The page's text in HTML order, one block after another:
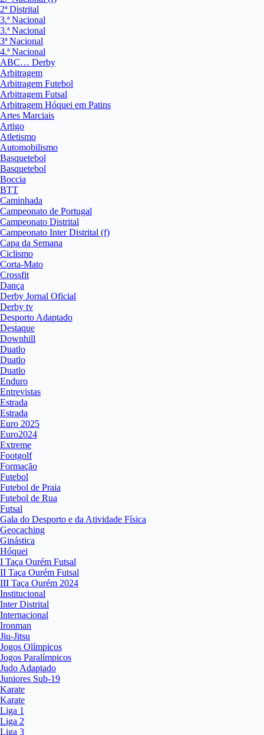
2ª Distrital
3.ª Nacional
3.ª Nacional
3ª Nacional
4.ª Nacional
ABC… Derby
Arbitragem
Arbitragem Futebol
Arbitragem Futsal
Arbitragem Hóquei em Patins
Artes Marciais
Artigo
Atletismo
Automobilismo
Basquetebol
Basquetebol
Boccia
BTT
Caminhada
Campeonato de Portugal
Campeonato Distrital
Campeonato Inter Distrital (f)
Capa da Semana
Ciclismo
Corta-Mato
Crossfit
Dança
Derby Jornal Oficial
Derby tv
Desporto Adaptado
Destaque
Downhill
Duatlo
Duatlo
Duatlo
Enduro
Entrevistas
Estrada
Estrada
Euro 2025
Euro2024
Extreme
Footgolf
Formação
Futebol
Futebol de Praia
Futebol de Rua
Futsal
Gala do Desporto e da Atividade Física
Geocaching
Ginástica
Hóquei
I Taça Ourém Futsal
II Taça Ourém Futsal
III Taça Ourém 2024
Institucional
Inter Distrital
Internacional
Ironman
Jiu-Jitsu
Jogos Olímpicos
Jogos Paralímpicos
Judo Adaptado
Juniores Sub-19
Karate
Karate
Liga 1
Liga 2
Liga 3